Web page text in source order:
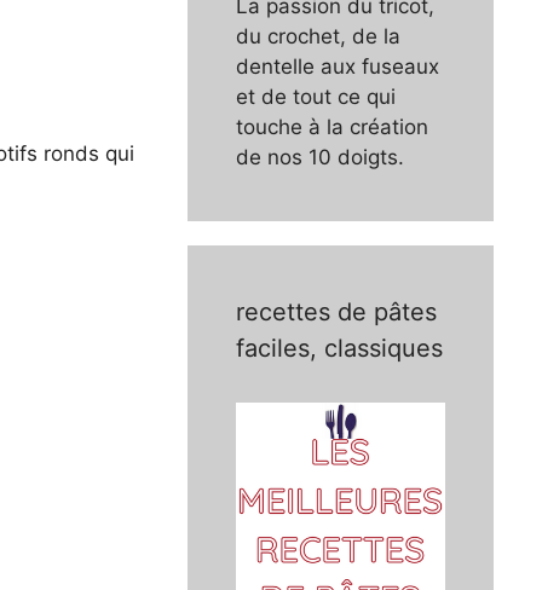
ronds qui
La passion du tricot,
du crochet, de la
dentelle aux fuseaux
et de tout ce qui
touche à la création
de nos 10 doigts.
recettes de pâtes
faciles, classiques